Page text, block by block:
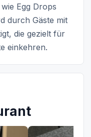
Egg Drops
durch Gäste mit
die gezielt für
einkehren.